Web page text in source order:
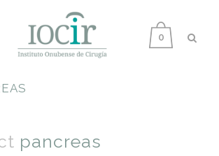
0
pancreas